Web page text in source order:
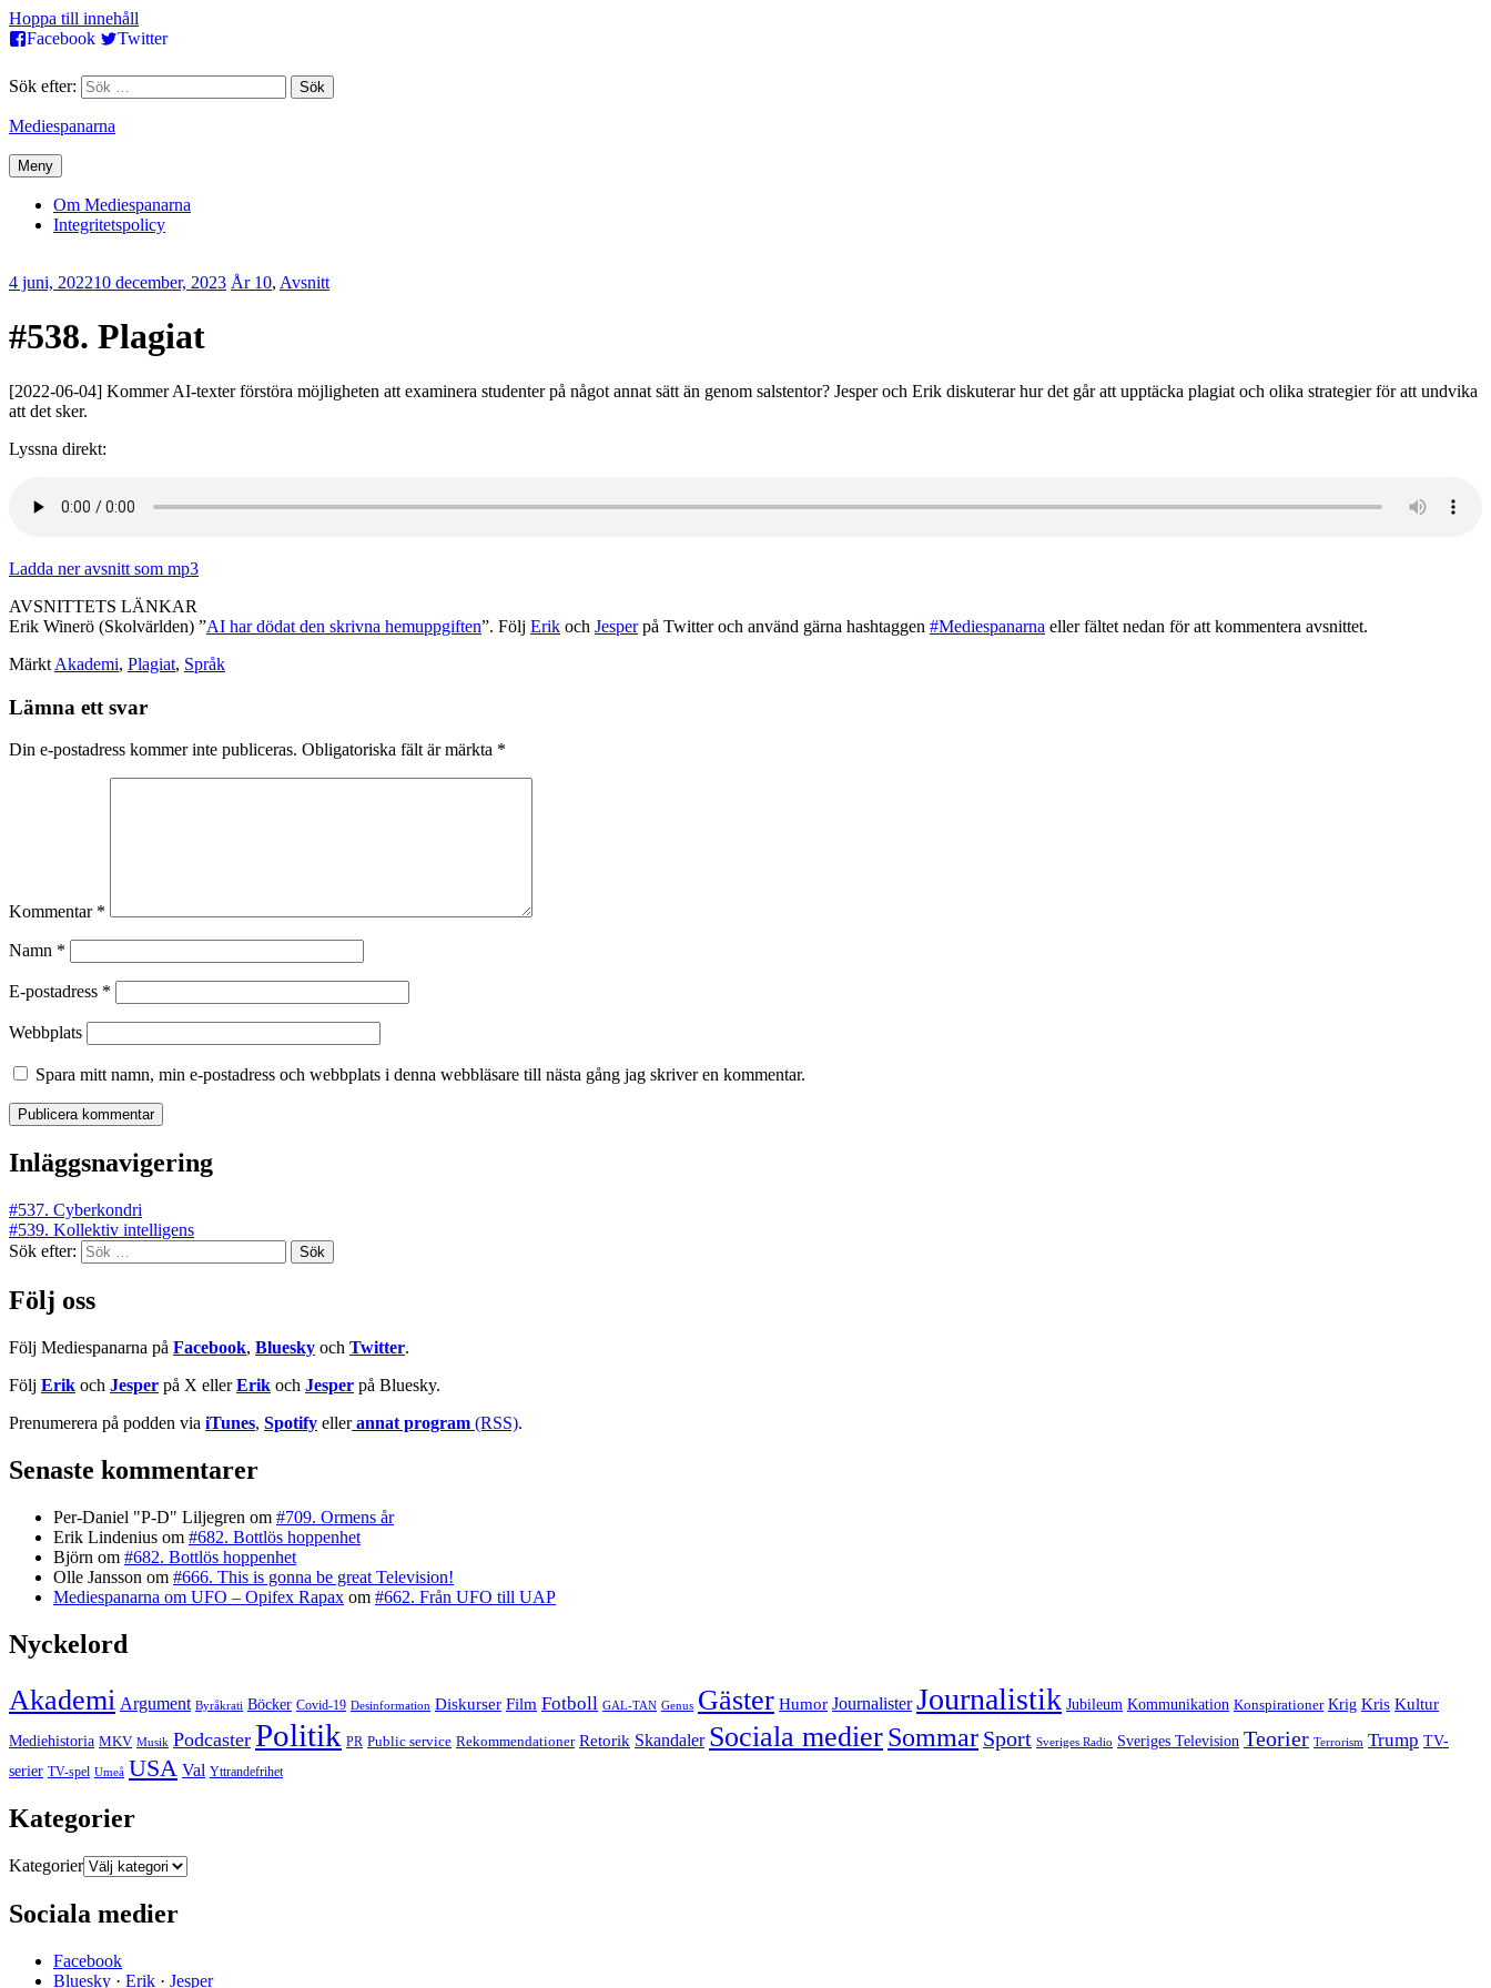
Hoppa till innehåll
Facebook
Twitter
Sök efter:
Mediespanarna
Meny
Om Mediespanarna
Integritetspolicy
4 juni, 202210 december, 2023 Erik
År 10, Avsnitt
#538. Plagiat
[2022-06-04] Kommer AI-texter förstöra möjligheten att examinera studenter på något annat sätt än genom salstentor? Jesper och Erik diskuterar hur det går att upptäcka plagiat och olika strategier för att undvika
att det sker.
Lyssna direkt:
Ladda ner avsnitt som mp3
AVSNITTETS LÄNKAR
Erik Winerö (Skolvärlden) ”AI har dödat den skrivna hemuppgiften”. Följ Erik och Jesperpå Twitter och använd gärna hashtaggen #Mediespanarna eller fältet nedan för att kommentera avsnittet.
Märkt Akademi, Plagiat, Språk
Lämna ett svar
Din e-postadress kommer inte publiceras. Obligatoriska fält är märkta *
Kommentar *
Namn *
E-postadress *
Webbplats
Spara mitt namn, min e-postadress och webbplats i denna webbläsare till nästa gång jag skriver en kommentar.
Inläggsnavigering
#537. Cyberkondri
#539. Kollektiv intelligens
Sök efter:
Följ oss
Följ Mediespanarna på Facebook, Bluesky och Twitter.
Följ Erik och Jesper på X ellerErik och Jesper på Bluesky.
Prenumerera på podden via iTunes, Spotify eller annat program (RSS).
Senaste kommentarer
Per-Daniel "P-D" Liljegren om #709. Ormens år
Erik Lindenius om #682. Bottlös hoppenhet
Björn om #682. Bottlös hoppenhet
Olle Jansson om #666. This is gonna be great Television!
Mediespanarna om UFO – Opifex Rapax om #662. Från UFO till UAP
Nyckelord
Akademi Argument Byråkrati Böcker Covid-19 Desinformation Diskurser Film Fotboll GAL-TAN Genus Gäster Humor Journalister Journalistik Jubileum Kommunikation Konspirationer Krig Kris Kultur
Mediehistoria MKV Musik Podcaster Politik PR Public service Rekommendationer Retorik Skandaler Sociala medierSommar Sport Sveriges Radio Sveriges Television Teorier Terrorism Trump TV-
serier TV-spel Umeå USA Val Yttrandefrihet
Kategorier
Kategorier
Sociala medier
Facebook
Bluesky · Erik · Jesper